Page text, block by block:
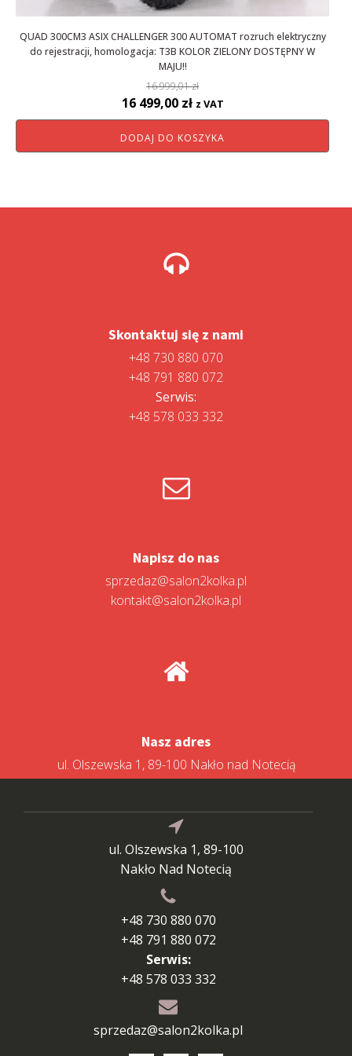
QUAD 300CM3 ASIX CHALLENGER 300 AUTOMAT rozruch elektryczny
do rejestracji, homologacja: T3B KOLOR ZIELONY DOSTĘPNY W
MAJU!!
16 999,01zł
Pierwotna
cena
wynosiła:
16 499,00 złAktualna
cena
wynosi:
z VAT
DODAJ DO KOSZYKA
Skontaktuj się z nami
+48 730 880 070
+48 791 880 072
Serwis:
+48 578 033 332
Napisz do nas
sprzedaz@salon2kolka.pl
kontakt@salon2kolka.pl
Nasz adres
ul. Olszewska 1, 89-100 Nakło nad Notecią
ul. Olszewska 1, 89-100
Nakło Nad Notecią
+48 730 880 070
+48 791 880 072
Serwis:
+48 578 033 332
sprzedaz@salon2kolka.pl